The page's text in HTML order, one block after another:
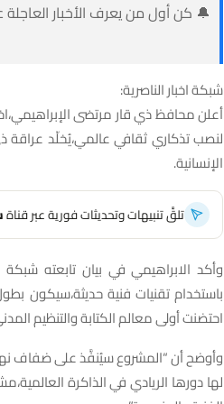
🔔 كن أول من يعرف الأخبار
شبكة اخبار الناصرية:
أعلن محافظ ذي قار مرتضى
لنصب تذكاري ثقافي عالمي،يُخلّد عراقة
الإنسانية.
تلقَّ تنبيهات وتحديثات فورية عبر قناة
وأكد الابراهيمي في بيان تابعته شبكة
احتضنت أولى معالم الكتابة والتنظيم
وأوضح أن “المشروع سيُنفَّذ على ضفاف
لها دورها الريادي في الذاكرة